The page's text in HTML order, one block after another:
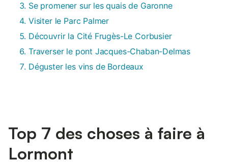
Se promener sur les quais de Garonne
Visiter le Parc Palmer
Découvrir la Cité Frugès-Le Corbusier
Traverser le pont Jacques-Chaban-Delmas
Déguster les vins de Bordeaux
Top 7 des choses à faire à
Lormont